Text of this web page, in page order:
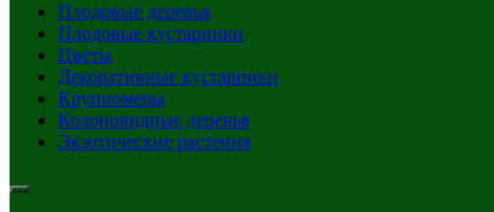
Плодовые деревья
Плодовые кустарники
Цветы
Декоративные кустарники
Крупномеры
Колоновидные деревья
Экзотические растения